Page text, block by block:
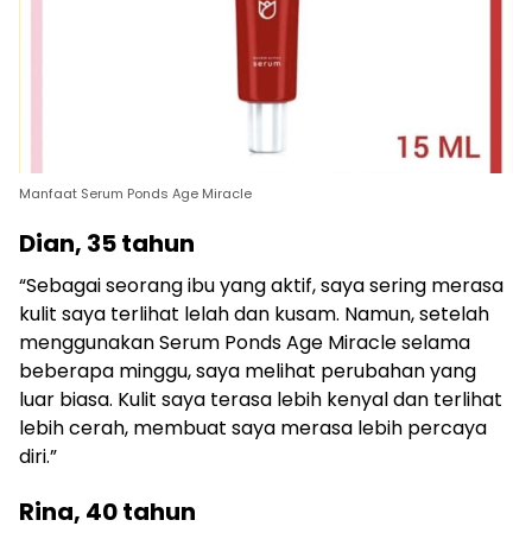
Manfaat Serum Ponds Age Miracle
Dian, 35 tahun
“Sebagai seorang ibu yang aktif, saya sering merasa
kulit saya terlihat lelah dan kusam. Namun, setelah
menggunakan Serum Ponds Age Miracle selama
beberapa minggu, saya melihat perubahan yang
luar biasa. Kulit saya terasa lebih kenyal dan terlihat
lebih cerah, membuat saya merasa lebih percaya
diri.”
Rina, 40 tahun